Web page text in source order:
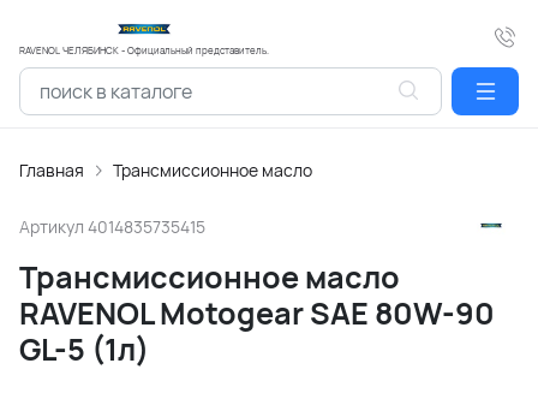
RAVENOL ЧЕЛЯБИНСК - Официальный представитель.
Главная Трансмиссионное масло
Артикул 4014835735415
Трансмиссионное масло
RAVENOL Motogear SAE 80W-90
GL-5 (1л)